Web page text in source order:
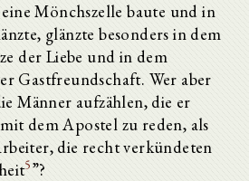
Mönchszelle baute und in
glänzte besonders in dem
der Liebe und in dem
Gastfreundschaft. Wer aber
Männer aufzählen, die er
dem Apostel zu reden, als
die recht verkündeten
5”?